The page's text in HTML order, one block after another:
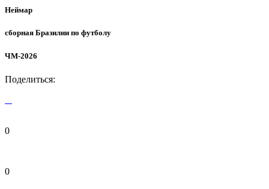
Неймар
сборная Бразилии по футболу
ЧМ-2026
Поделиться:
0
0